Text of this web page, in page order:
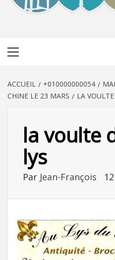
ACCUEIL +010000000054
CHINE LE 23 MARS
LA
la voulte
lys
Par Jean-François